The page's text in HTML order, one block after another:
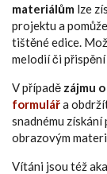
materiálům lze
projektu a
tištěné edice.
melodií či
V případě zájmu
formulářa
snadnému
obrazovým
Vítáni jsou též